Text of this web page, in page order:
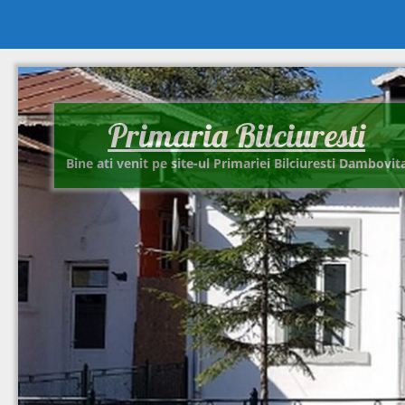
Primaria Bilciuresti
Bine ati venit pe site-ul Primariei Bilciuresti